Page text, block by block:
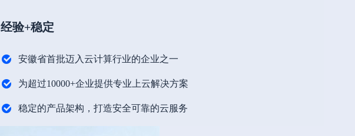
经验+稳定
安徽省首批迈入云计算行业的企业之一
为超过10000+企业提供专业上云解决方案
稳定的产品架构，打造安全可靠的云服务